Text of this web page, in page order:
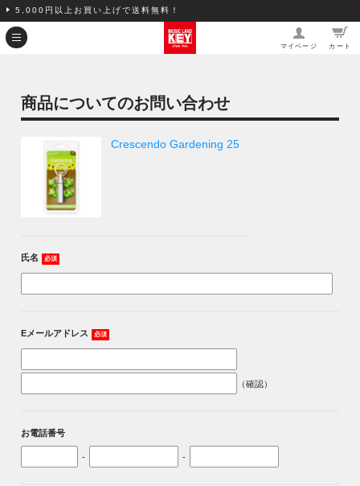
5,000円以上お買い上げで送料無料！
マイページ カート
商品についてのお問い合わせ
Crescendo Gardening 25
氏名 必須
Eメールアドレス 必須
（確認）
お電話番号
- -